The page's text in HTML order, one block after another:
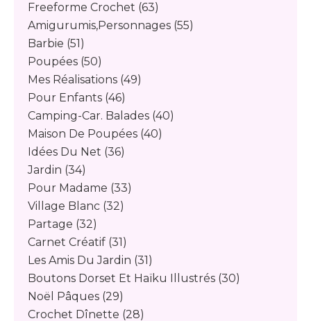
Freeforme Crochet (63)
Amigurumis,personnages (55)
Barbie (51)
Poupées (50)
Mes Réalisations (49)
Pour Enfants (46)
Camping-Car. Balades (40)
Maison De Poupées (40)
Idées Du Net (36)
Jardin (34)
Pour Madame (33)
Village Blanc (32)
Partage (32)
Carnet Créatif (31)
Les Amis Du Jardin (31)
Boutons Dorset Et Haïku Illustrés (30)
Noël Pâques (29)
Crochet Dînette (28)